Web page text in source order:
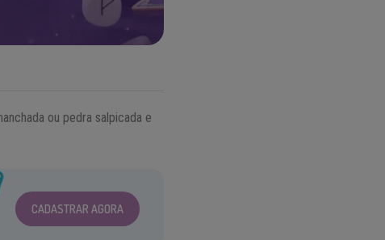
ou pedra salpicada e
CADASTRAR AGORA